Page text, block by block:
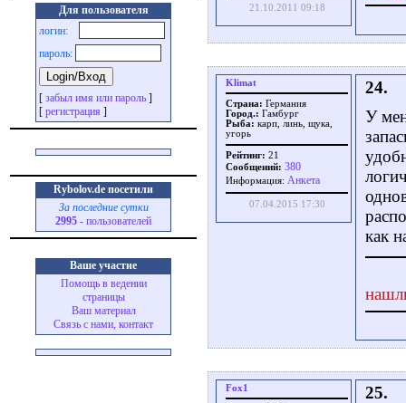
Для пользователя
логин:
пароль:
[ забыл имя или пароль ]
[ регистрация ]
Rybolov.de посетили
За последние сутки
2995 - пользователей
Ваше участие
Помощь в ведении
страницы
Ваш материал
Связь с нами, контакт
21.10.2011 09:18
Klimat
Страна: Германия
Город.: Гамбург
Рыба: карп, линь, щука,
угорь
Рейтинг: 21
Сообщений: 380
Информация: Aнкета
07.04.2015 17:30
24.
У
как
Fox1
25.